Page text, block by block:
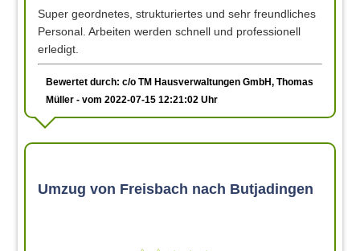
Super geordnetes, strukturiertes und sehr freundliches
Personal. Arbeiten werden schnell und professionell
erledigt.
Bewertet durch: c/o TM Hausverwaltungen GmbH, Thomas
Müller - vom 2022-07-15 12:21:02 Uhr
Umzug von Freisbach nach Butjadingen